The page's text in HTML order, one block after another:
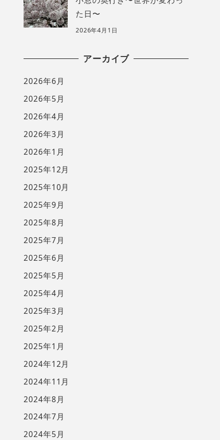
た日〜
2026年4月1日
アーカイブ
2026年6月
2026年5月
2026年4月
2026年3月
2026年1月
2025年12月
2025年10月
2025年9月
2025年8月
2025年7月
2025年6月
2025年5月
2025年4月
2025年3月
2025年2月
2025年1月
2024年12月
2024年11月
2024年8月
2024年7月
2024年5月